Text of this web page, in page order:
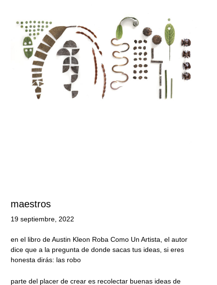
maestros
19 septiembre, 2022
en el libro de Austin Kleon Roba Como Un Artista, el autor
dice que a la pregunta de donde sacas tus ideas, si eres
honesta dirás: las robo
parte del placer de crear es recolectar buenas ideas de